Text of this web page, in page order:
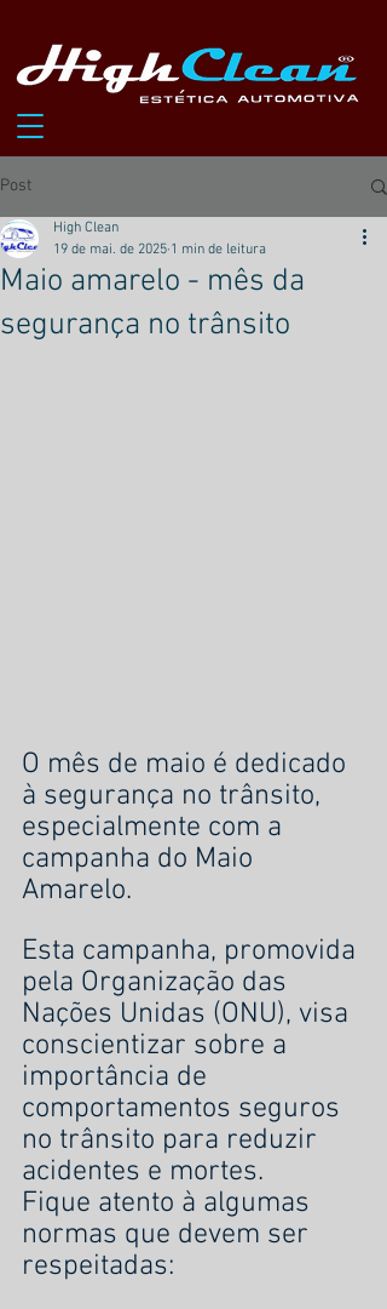
Post
Maio amarelo - mês da
segurança no trânsito
High Clean
19 de mai. de 2025 1 min de leitura
O mês de maio é dedicado
à segurança no trânsito,
especialmente com a
campanha do Maio
Amarelo.
Esta campanha, promovida
pela Organização das
Nações Unidas (ONU), visa
conscientizar sobre a
importância de
comportamentos seguros
no trânsito para reduzir
acidentes e mortes.
Fique atento à algumas
normas que devem ser
respeitadas: